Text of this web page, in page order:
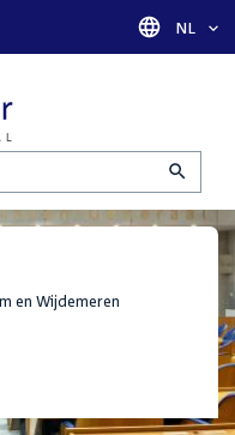
Taal
NL
en Wijdemeren